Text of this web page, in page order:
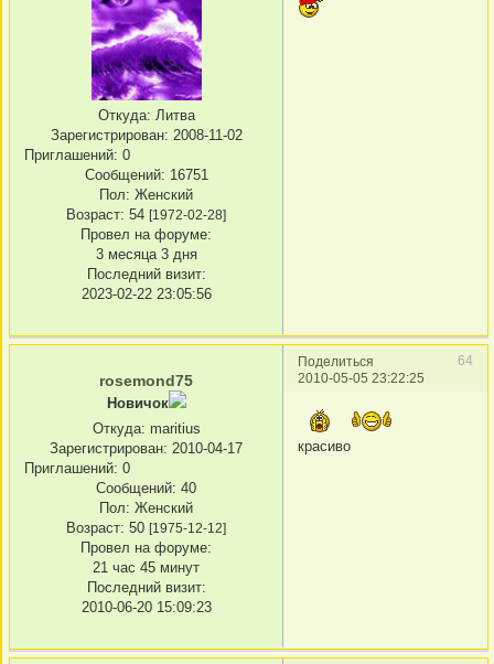
Откуда: Литва
Зарегистрирован: 2008-11-02
Приглашений: 0
Сообщений: 16751
Пол: Женский
Возраст: 54 [1972-02-28]
Провел на форуме:
3 месяца 3 дня
Последний визит:
2023-02-22 23:05:56
Поделиться
64
2010-05-05 23:22:25
rosemond75
Новичок
Откуда: maritius
Зарегистрирован: 2010-04-17
Приглашений: 0
Сообщений: 40
Пол: Женский
Возраст: 50 [1975-12-12]
Провел на форуме:
21 час 45 минут
Последний визит:
2010-06-20 15:09:23
красиво